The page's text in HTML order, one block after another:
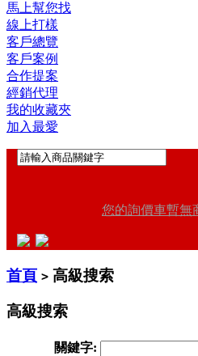
馬上幫您找
線上打樣
客戶總覽
客戶案例
合作提案
經銷代理
我的收藏夾
加入最愛
您的詢價車暫無
首頁 > 高級搜索
高級搜索
關鍵字: